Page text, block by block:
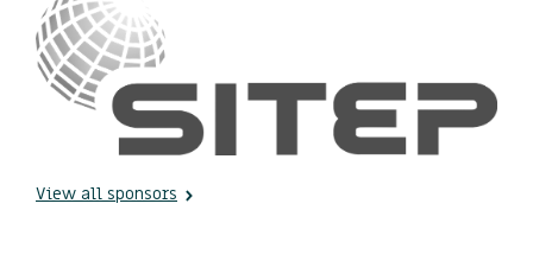
View all sponsors